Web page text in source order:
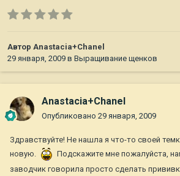
Автор Anastacia+Chanel
29 января, 2009 в Выращивание щенков
Anastacia+Chanel
Опубликовано 29 января, 2009
Здравствуйте! Не нашла я что-то своей
новую.
Подскажите мне пожалуйста,
заводчик говорила просто сделать